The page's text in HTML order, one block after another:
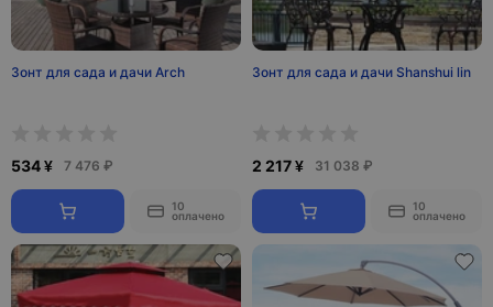
Зонт для сада и дачи Arch
534 ¥ 7 476 ₽
10
оплачено
Зонт для сада и дачи Shanshui lin
2 217 ¥ 31 038 ₽
10
оплачено